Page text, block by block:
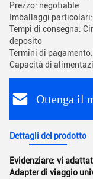
Prezzo: negotiable
Imballaggi particolari:
Tempi di consegna:
deposito
Termini di
Capacità di
Ottenga il
Dettagli del prodotto
Evidenziare: vi
Adapter di viaggio